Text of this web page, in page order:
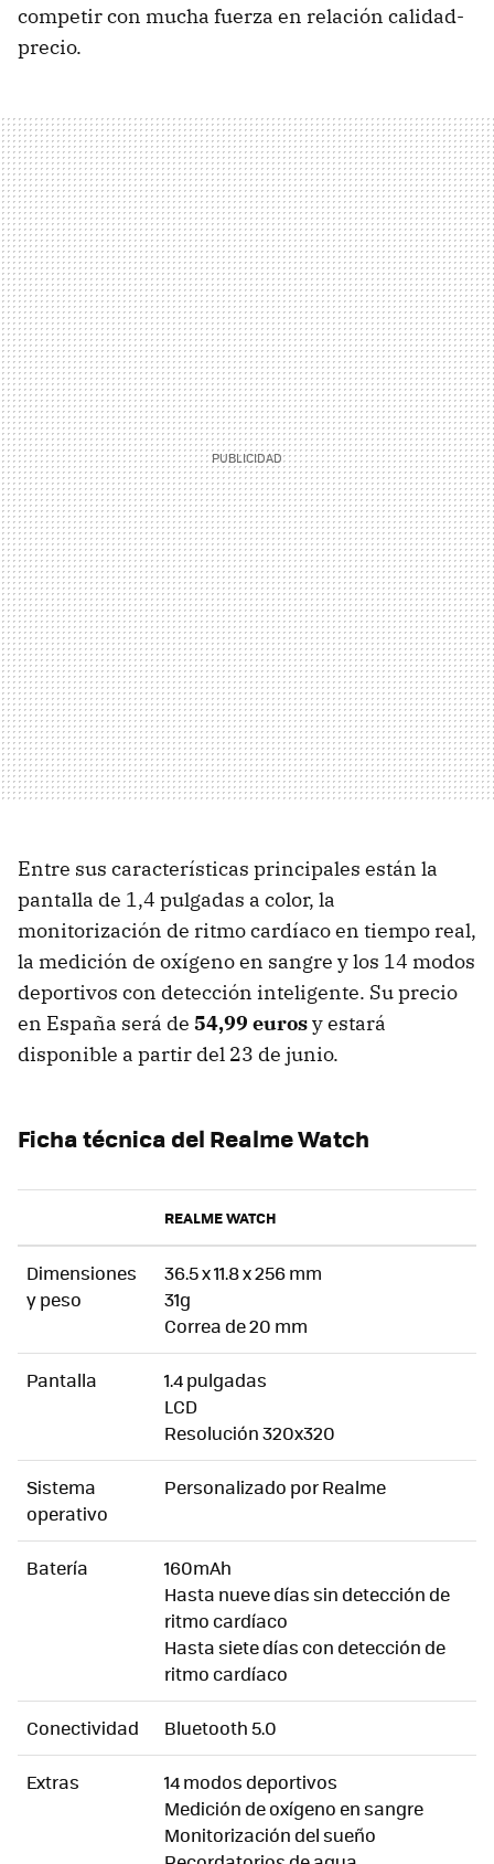
competir con mucha fuerza en relación calidad-
precio.
Entre sus características principales están la
pantalla de 1,4 pulgadas a color, la
monitorización de ritmo cardíaco en tiempo real,
la medición de oxígeno en sangre y los 14 modos
deportivos con detección inteligente. Su precio
en España será de 54,99 eurosy estará
disponible a partir del 23 de junio.
Ficha técnica del Realme Watch
REALME WATCH
Dimensiones
y peso
36.5 x 11.8 x 256 mm
31g
Correa de 20 mm
Pantalla
1.4 pulgadas
LCD
Resolución 320x320
Sistema
operativo
Personalizado por Realme
Batería
160mAh
Hasta nueve días sin detección de
ritmo cardíaco
Hasta siete días con detección de
ritmo cardíaco
Conectividad Bluetooth 5.0
Extras
14 modos deportivos
Medición de oxígeno en sangre
Monitorización del sueño